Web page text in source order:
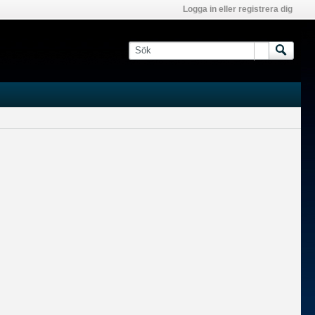
Logga in eller registrera dig